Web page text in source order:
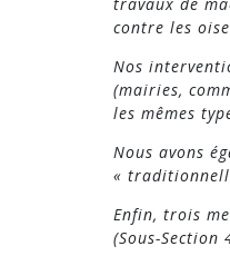
contre les
Nos
(mairies,
les mêmes
Nous avons
«
Enfin, trois
(Sous-Section